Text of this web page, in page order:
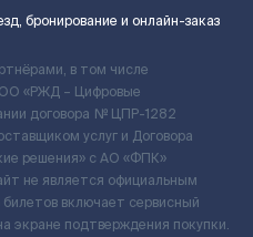
бронирование и онлайн-заказ
в том числе
«РЖД – Цифровые
договора № ЦПР-1282
услуг и Договора
решения» c АО «ФПК»
не является официальным
включает сервисный
экране подтверждения покупки.